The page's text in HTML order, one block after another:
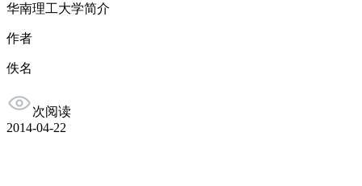
华南理工大学简介
作者
佚名
次阅读
2014-04-22